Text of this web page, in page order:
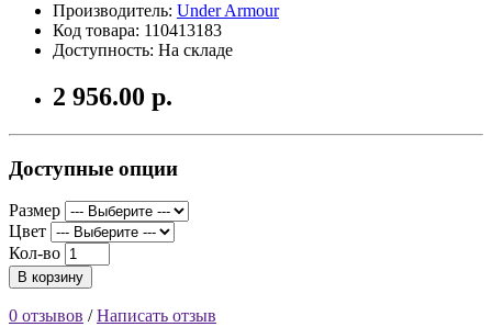
Производитель: Under Armour
Код товара: 110413183
Доступность: На складе
2 956.00 р.
Доступные опции
Размер
Цвет
Кол-во
В корзину
0 отзывов /Написать отзыв